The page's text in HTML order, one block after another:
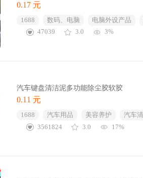
0.17 元
1688 数码、电脑 电脑外设产品
47039
3.0 3%
汽车键盘清洁泥多功能除尘胶软胶
0.11 元
1688 汽车用品 美容养护
汽车
3561824
3.0 17%